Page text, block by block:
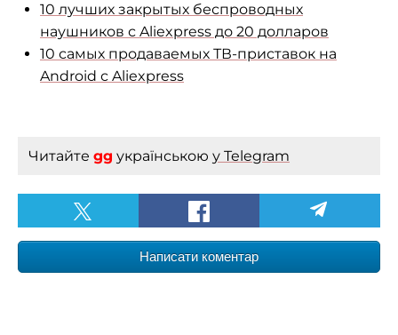
10 лучших закрытых беспроводных
наушников с Aliexpress до 20 долларов
10 самых продаваемых ТВ-приставок на
Android с Aliexpress
Читайте gg українською у Telegram
Написати коментар